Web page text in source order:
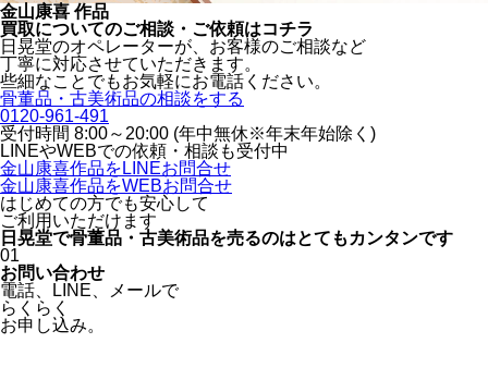
金山康喜 作品
買取についてのご相談・ご依頼はコチラ
日晃堂のオペレーターが、お客様のご相談など
丁寧に対応させていただきます。
些細なことでもお気軽にお電話ください。
骨董品・古美術品の相談をする
0120-961-491
受付時間 8:00～20:00 (年中無休※年末年始除く)
LINEやWEBでの依頼・相談も受付中
金山康喜作品をLINEお問合せ
金山康喜作品をWEBお問合せ
はじめての方でも安心して
ご利用いただけます
日晃堂で骨董品・古美術品を売るのはとても カンタンです
01
お問い合わせ
電話、
LINE、
メールで
らくらく
お申し込み。